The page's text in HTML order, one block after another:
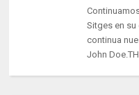
Sitges en su
continua
John